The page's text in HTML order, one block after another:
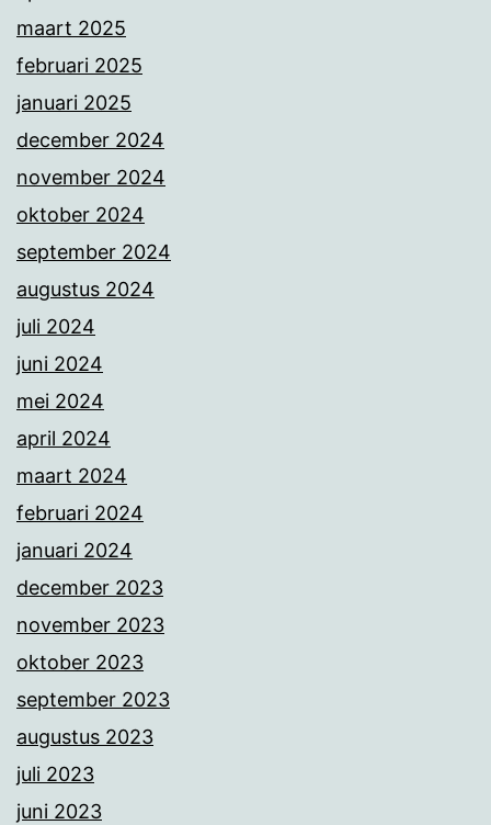
maart 2025
februari 2025
januari 2025
december 2024
november 2024
oktober 2024
september 2024
augustus 2024
juli 2024
juni 2024
mei 2024
april 2024
maart 2024
februari 2024
januari 2024
december 2023
november 2023
oktober 2023
september 2023
augustus 2023
juli 2023
juni 2023